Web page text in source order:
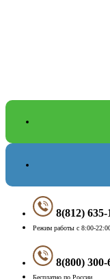
8(812) 635-
Режим работы с 8:00-
8(800) 300-
Бесплатно по России